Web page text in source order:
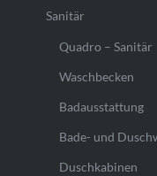
Sanitär
Quadro – Sanitär
Waschbecken
Badausstattung
Bade- und
Duschkabinen